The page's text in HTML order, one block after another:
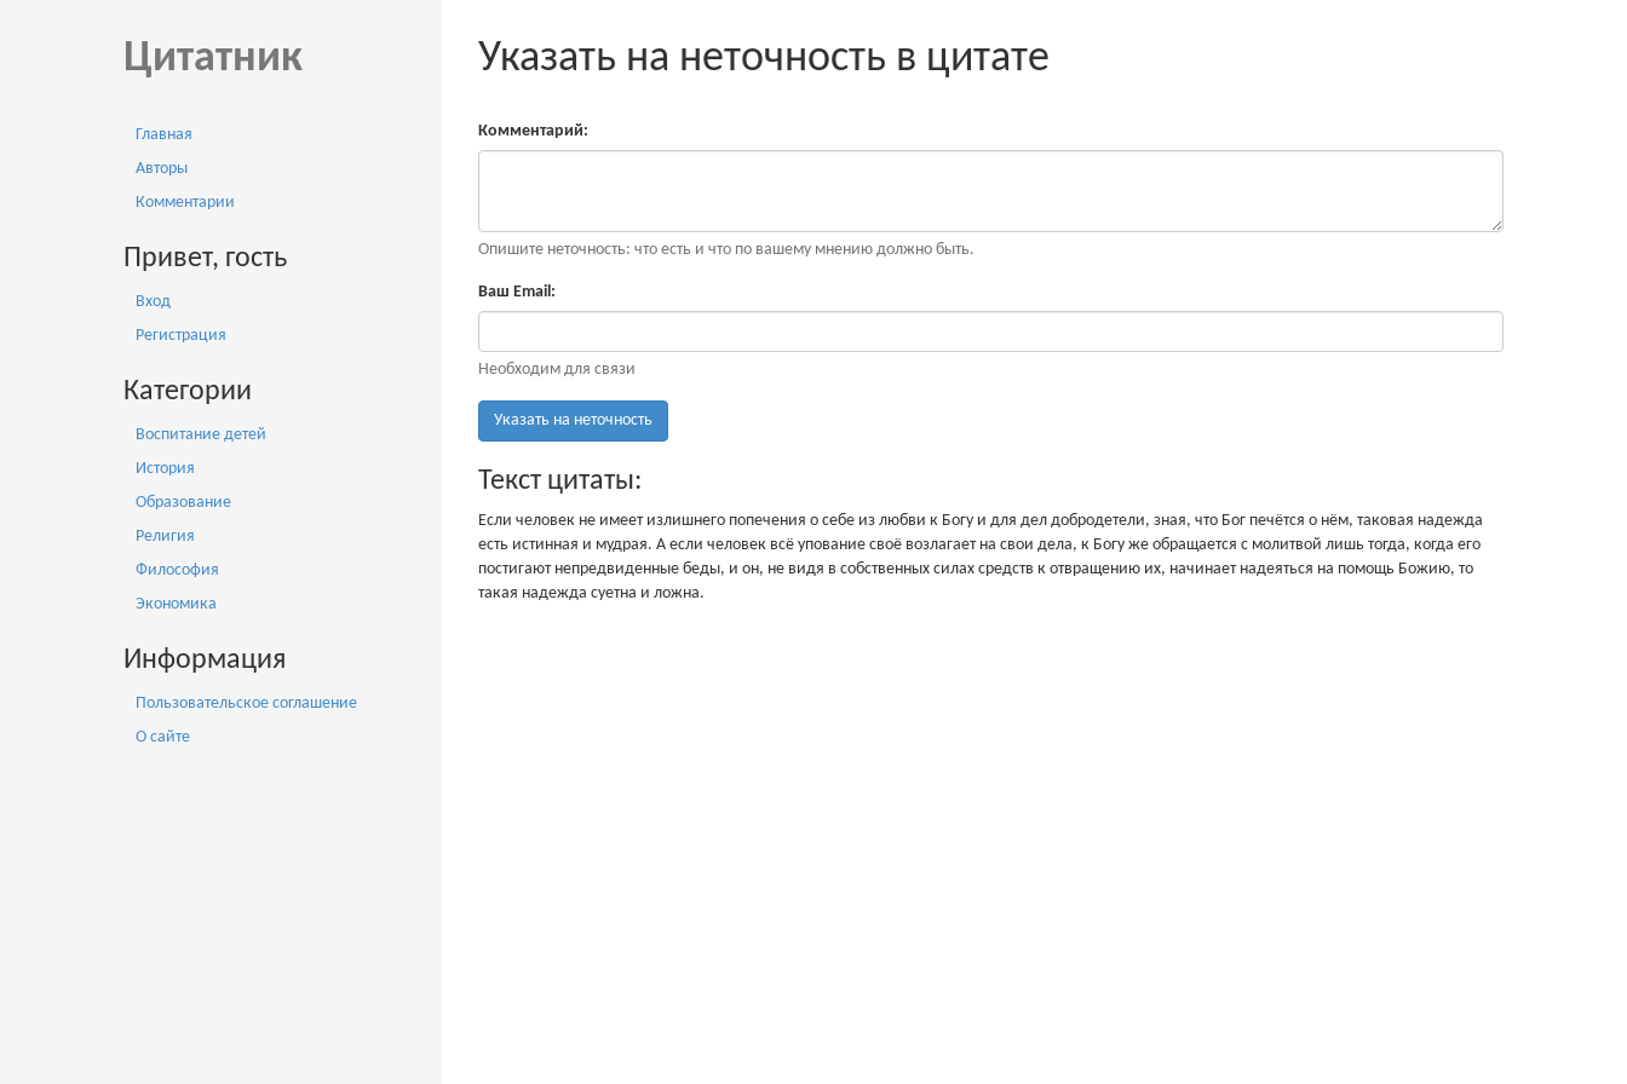
Цитатник
Главная
Авторы
Комментарии
Привет, гость
Вход
Регистрация
Категории
Воспитание детей
История
Образование
Религия
Философия
Экономика
Информация
Пользовательское соглашение
О сайте
Указать на неточность в цитате
Комментарий:
Опишите неточность: что есть и что по вашему мнению должно быть.
Ваш Email:
Необходим для связи
Указать на неточность
Текст цитаты:
Если человек не имеет излишнего попечения о себе из любви к Богу и для дел добродетели, зная, что Бог печётся о нём, таковая надежда
есть истинная и мудрая. А если человек всё упование своё возлагает на свои дела, к Богу же обращается с молитвой лишь тогда, когда его
постигают непредвиденные беды, и он, не видя в собственных силах средств к отвращению их, начинает надеяться на помощь Божию, то
такая надежда суетна и ложна.